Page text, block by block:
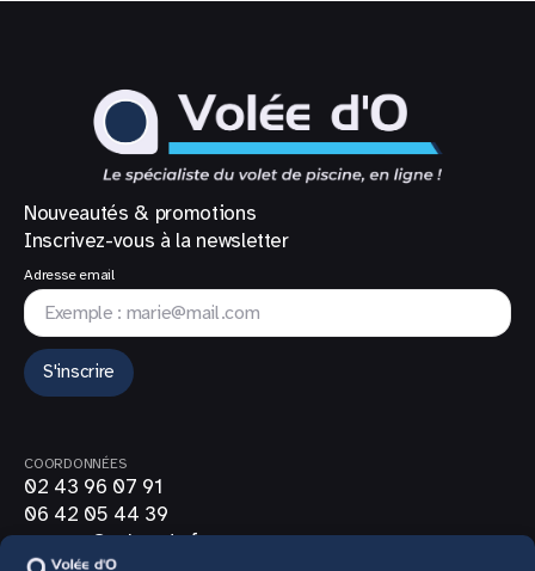
Nouveautés & promotions
Inscrivez-vous à la newsletter
Adresse email
S'inscrire
COORDONNÉES
02 43 96 07 91
06 42 05 44 39
contact@volee-do.fr
SUIVEZ-NOUS